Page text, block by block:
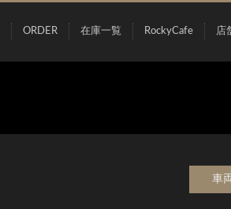
ORDER 在庫一覧 RockyCafe 店
車